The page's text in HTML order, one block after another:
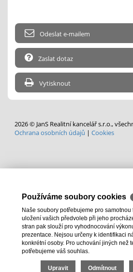
Odeslat e-mailem
Zaslat dotaz
Vytisknout
2026 © JanS Realitní kancelář s.r.o.,
Ochrana osobních údajů | Cookies
Používáme soubory cookies
Naše soubory potřebujeme pro
uložení vašich předvoleb při jeho
stran pak slouží pro vyhodnocování
prezentace. Nejsou určeny k identifikaci
konkrétní osoby. Pro uchování jiných než
potřebujeme váš souhlas.
Upravit Odmítnout